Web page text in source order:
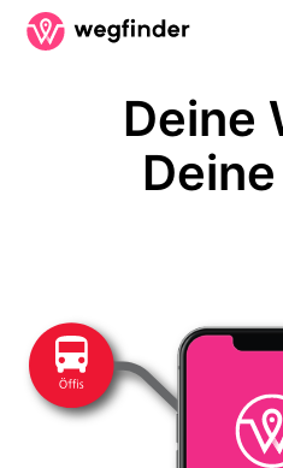
Deine